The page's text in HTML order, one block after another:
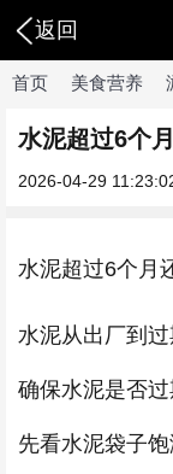
返回
首页 美食营养
水泥超过6个
2026-04-29
水泥超过6个月
水泥从出厂到
确保水泥是否
先看水泥袋子